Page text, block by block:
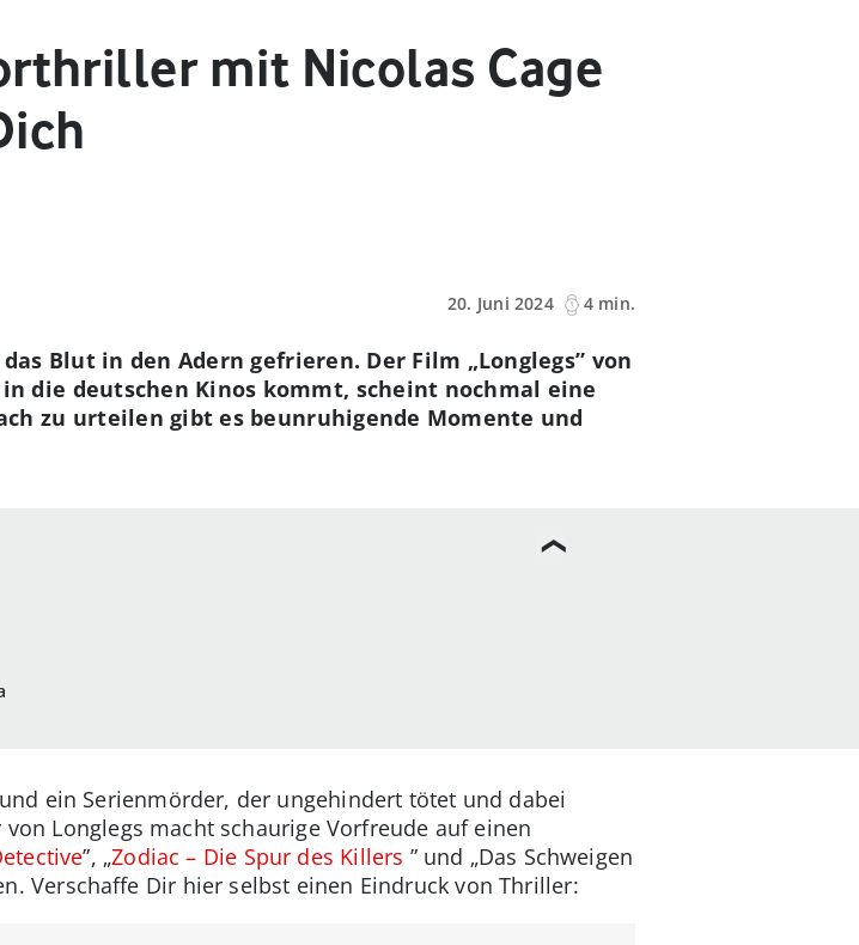
mit Nicolas Cage
20. Juni 2024
4 min.
Blut in den Adern gefrieren. Der Film „Longlegs” von
die deutschen Kinos kommt, scheint nochmal eine
zu urteilen gibt es beunruhigende Momente und
ein Serienmörder, der ungehindert tötet und dabei
Longlegs macht schaurige Vorfreude auf einen
”, „Zodiac – Die Spur des Killers ” und „Das Schweigen
Verschaffe Dir hier selbst einen Eindruck von Thriller: